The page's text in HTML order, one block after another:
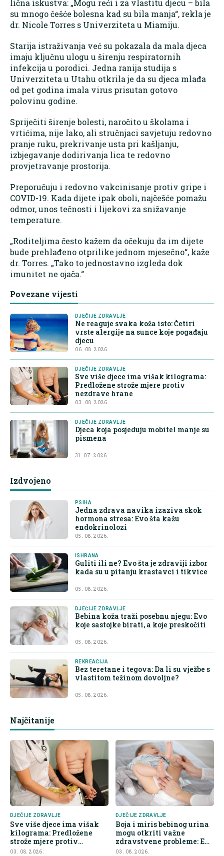
lična iskustva: „Mogu reći i za vlastitu djecu – bila
su mnogo češće bolesna kad su bila manja“, rekla je
dr. Nicole Torres s Univerziteta u Miamiju.
Starija istraživanja već su pokazala da mala djeca
imaju ključnu ulogu u širenju respiratornih
infekcija u porodici. Jedna ranija studija s
Univerziteta u Utahu otkrila je da su djeca mlađa
od pet godina imala virus prisutan gotovo
polovinu godine.
Spriječiti širenje bolesti, naročito u školama i
vrtićima, nije lako, ali stručnjaci savjetuju redovno
pranje ruku, prekrivanje usta pri kašljanju,
izbjegavanje dodirivanja lica te redovno
provjetravanje prostorija.
Preporučuju i redovno vakcinisanje protiv gripe i
COVID-19. Kada dijete ipak oboli, najčešće pomažu
odmor, unos tečnosti i lijekovi za snižavanje
temperature.
„Roditeljima često kažem da očekuju da im dijete
bude prehlađeno otprilike jednom mjesečno“, kaže
dr. Torres. „Tako to jednostavno izgleda dok
imunitet ne ojača.“
Povezane vijesti
DJEČIJE ZDRAVLJE
Ne reaguje svaka koža isto: Četiri
vrste alergije na sunce koje pogađaju
djecu
06. 08. 2026.
DJEČIJE ZDRAVLJE
Sve više djece ima višak kilograma:
Predložene strože mjere protiv
nezdrave hrane
03. 08. 2026.
DJEČIJE ZDRAVLJE
Djeca koja posjeduju mobitel manje su
pismena
31. 07. 2026.
Izdvojeno
PSIHA
Jedna zdrava navika izaziva skok
hormona stresa: Evo šta kažu
endokrinolozi
05. 08. 2026.
ISHRANA
Guliti ili ne? Evo šta je zdraviji izbor
kada su u pitanju krastavci i tikvice
05. 08. 2026.
DJEČIJE ZDRAVLJE
Bebina koža traži posebnu njegu: Evo
koje sastojke birati, a koje preskočiti
05. 08. 2026.
REKREACIJA
Bez teretane i tegova: Da li su vježbe s
vlastitom težinom dovoljne?
05. 08. 2026.
Najčitanije
DJEČIJE ZDRAVLJE
Sve više djece ima višak
kilograma: Predložene
strože mjere protiv
nezdrave hrane
03. 08. 2026.
DJEČIJE ZDRAVLJE
Boja i miris bebinog urina
mogu otkriti važne
zdravstvene probleme: Evo
na šta roditelji trebaju obr
03. 08. 2026.